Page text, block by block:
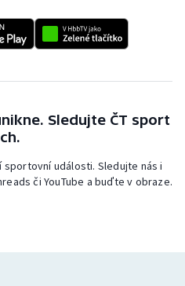
Sledujte ČT sport
události. Sledujte nás i
či YouTube a buďte v obraze.